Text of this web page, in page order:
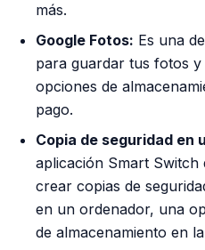
más.
Google Fotos: Es una
para guardar tus fotos
opciones de
pago.
Copia de seguridad en
aplicación Smart Switch
crear copias de
en un ordenador, una
de almacenamiento en